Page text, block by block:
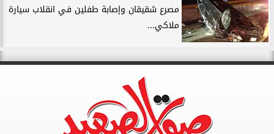
مصرع شقيقان وإصابة طفلين في انقلاب سيارة
ملاكي...